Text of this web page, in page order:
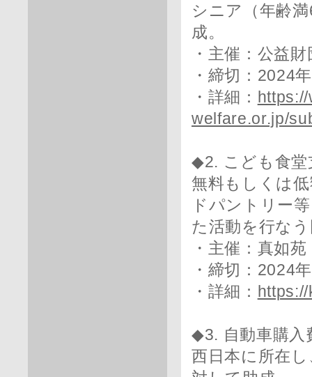
シニア（年齢
成。
・主催：公益
・締切：2024
・詳細：
welfare.or.jp/
◆2. こども食堂
無料もしくは
ドパントリー
た活動を行な
・主催：真如苑
・締切：2024
・詳細：
◆3. 自動車購入
西日本に所在